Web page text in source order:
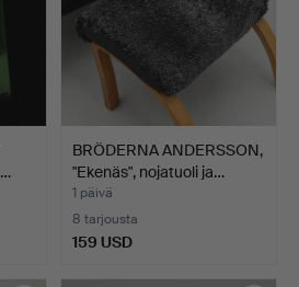
BRÖDERNA ANDERSSON,
"Ekenäs", nojatuoli ja…
1 päivä
8 tarjousta
159 USD